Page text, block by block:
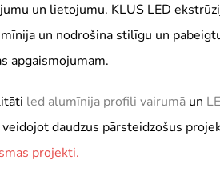
un lietojumu. KLUS LED
un nodrošina stilīgu un
apgaismojumam.
led alumīnija profili vairumā un
veidojot daudzus pārsteidzošus
projekti.